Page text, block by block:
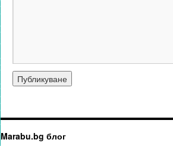
Marabu.bg блог